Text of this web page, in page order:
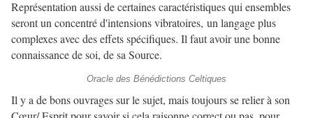
Représentation aussi de certaines caractéristiques qui ensembles
seront un concentré d'intensions vibratoires, un langage plus
complexes avec des effets spécifiques. Il faut avoir une bonne
connaissance de soi, de sa Source.
Oracle des Bénédictions Celtiques
Il y a de bons ouvrages sur le sujet, mais toujours se relier à son